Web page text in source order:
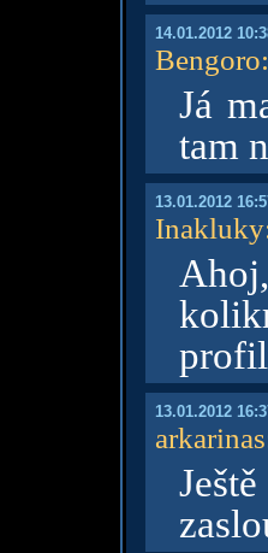
14.01.2012
Bengoro:
Já
tam
13.01.2012
Inakluky
13.01.2012
arkarinas